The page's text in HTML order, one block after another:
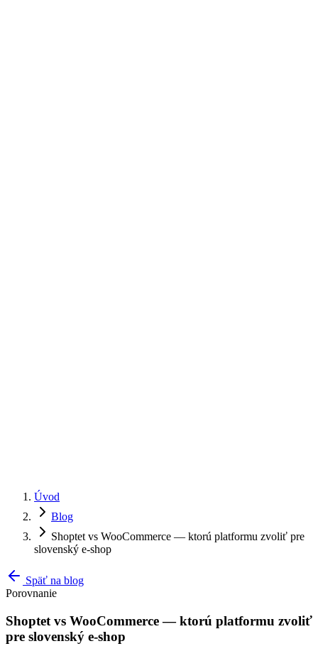
Úvod
Blog
Shoptet vs WooCommerce — ktorú platformu zvoliť pre
slovenský e-shop
Späť na blog
Porovnanie
Shoptet vs WooCommerce — ktorú platformu zvoliť
pre slovenský e-shop